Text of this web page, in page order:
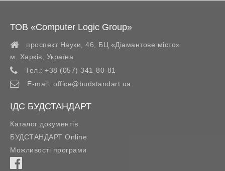
ТОВ «Computer Logic Group»
проспект Науки, 46, БЦ «Діамантове місто»
м. Харків
Україна
Тел.: +38 (057) 341-80-81
E-mail: office@budstandart.ua
ІДС БУДСТАНДАРТ
Каталог документів
БУДСТАНДАРТ Online
Можливості програми